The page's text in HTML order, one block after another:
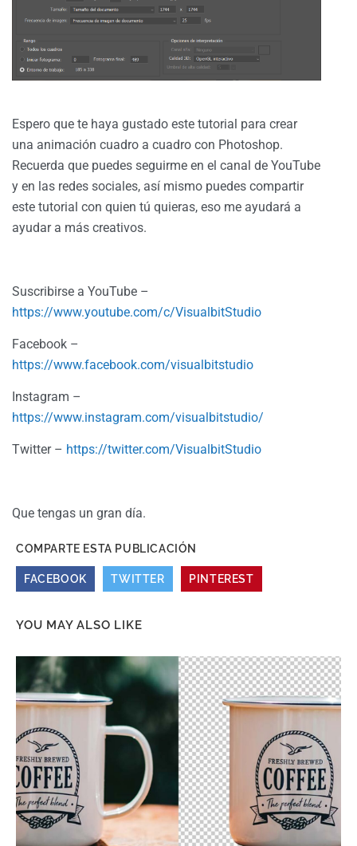
Espero que te haya gustado este tutorial para crear
una animación cuadro a cuadro con Photoshop.
Recuerda que puedes seguirme en el canal de YouTube
y en las redes sociales, así mismo puedes compartir
este tutorial con quien tú quieras, eso me ayudará a
ayudar a más creativos.
Suscribirse a YouTube –
https://www.youtube.com/c/VisualbitStudio
Facebook –
https://www.facebook.com/visualbitstudio
Instagram –
https://www.instagram.com/visualbitstudio/
Twitter – https://twitter.com/VisualbitStudio
Que tengas un gran día.
COMPARTE ESTA PUBLICACIÓN
FACEBOOK TWITTER PINTEREST
YOU MAY ALSO LIKE